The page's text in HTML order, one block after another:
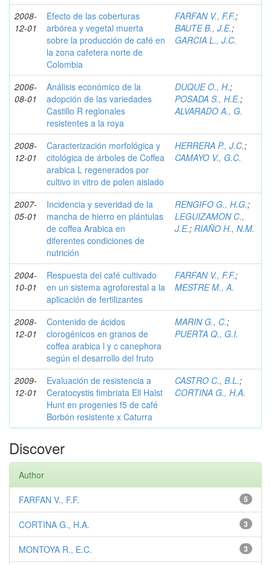
2008-
12-01
Efecto de las coberturas
arbórea y vegetal muerta
sobre la producción de café en
la zona cafetera norte de
Colombia
FARFAN V., F.F.;
BAUTE B., J.E.;
GARCIA L., J.C.
2006-
08-01
Análisis económico de la
adopción de las variedades
Castillo R regionales
resistentes a la roya
DUQUE O., H.;
POSADA S., H.E.;
ALVARADO A., G.
2008-
12-01
Caracterización morfológica y
citológica de árboles de Coffea
arabica L regenerados por
cultivo in vitro de polen aislado
HERRERA P., J.C.;
CAMAYO V., G.C.
2007-
05-01
Incidencia y severidad de la
mancha de hierro en plántulas
de coffea Arabica en
diferentes condiciones de
nutrición
RENGIFO G., H.G.;
LEGUIZAMON C.,
J.E.; RIAÑO H., N.M.
2004-
10-01
Respuesta del café cultivado
en un sistema agroforestal a la
aplicación de fertilizantes
FARFAN V., F.F.;
MESTRE M., A.
2008-
12-01
Contenido de ácidos
clorogénicos en granos de
coffea arabica l y c canephora
según el desarrollo del fruto
MARIN G., C.;
PUERTA Q., G.I.
2009-
12-01
Evaluación de resistencia a
Ceratocystis fimbriata Ell Halst
Hunt en progenies f5 de café
Borbón resistente x Caturra
CASTRO C., B.L.;
CORTINA G., H.A.
Discover
Author
5
FARFAN V., F.F.
3
CORTINA G., H.A.
3
MONTOYA R., E.C.